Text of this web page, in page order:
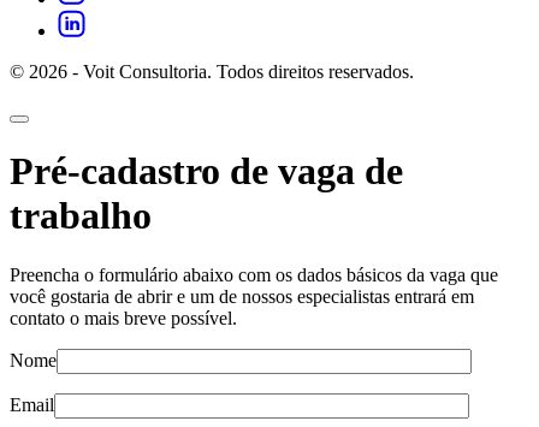
© 2026 - Voit Consultoria. Todos direitos reservados.
Pré-cadastro de vaga de
trabalho
Preencha o formulário abaixo com os dados básicos da vaga que
você gostaria de abrir e um de nossos especialistas entrará em
contato o mais breve possível.
Nome
Email